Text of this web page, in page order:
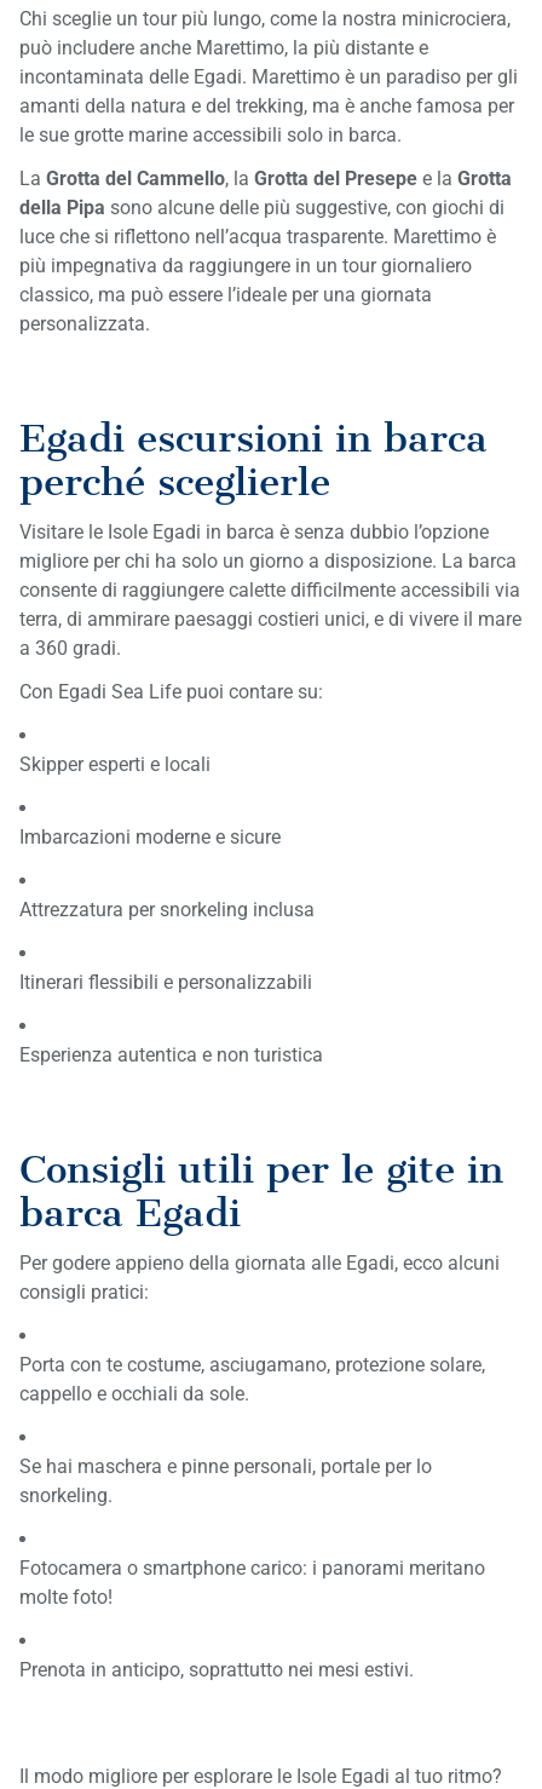
Chi sceglie un tour più lungo, come la nostra minicrociera,
può includere anche Marettimo, la più distante e
incontaminata delle Egadi. Marettimo è un paradiso per gli
amanti della natura e del trekking, ma è anche famosa per
le sue grotte marine accessibili solo in barca.
La Grotta del Cammello, la Grotta del Presepe e la Grotta
della Pipa sono alcune delle più suggestive, con giochi di
luce che si riflettono nell’acqua trasparente. Marettimo è
più impegnativa da raggiungere in un tour giornaliero
classico, ma può essere l’ideale per una giornata
personalizzata.
Egadi escursioni in barca
perché sceglierle
Visitare le Isole Egadi in barca è senza dubbio l’opzione
migliore per chi ha solo un giorno a disposizione. La barca
consente di raggiungere calette difficilmente accessibili via
terra, di ammirare paesaggi costieri unici, e di vivere il mare
a 360 gradi.
Con Egadi Sea Life puoi contare su:
Skipper esperti e locali
Imbarcazioni moderne e sicure
Attrezzatura per snorkeling inclusa
Itinerari flessibili e personalizzabili
Esperienza autentica e non turistica
Consigli utili per le gite in
barca Egadi
Per godere appieno della giornata alle Egadi, ecco alcuni
consigli pratici:
Porta con te costume, asciugamano, protezione solare,
cappello e occhiali da sole.
Se hai maschera e pinne personali, portale per lo
snorkeling.
Fotocamera o smartphone carico: i panorami meritano
molte foto!
Prenota in anticipo, soprattutto nei mesi estivi.
Il modo migliore per esplorare le Isole Egadi al tuo ritmo?